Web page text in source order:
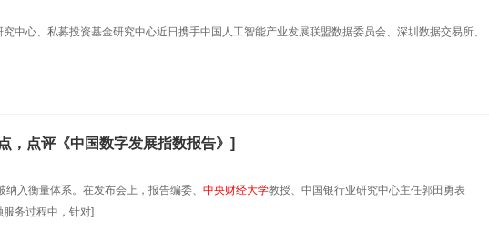
中心、私募投资基金研究中心近日携手中国人工智能产业发展联盟数据委员会、深圳数据交易所、
，点评《中国数字发展指数报告》]
入衡量体系。在发布会上，报告编委、 中央财经大学教授、中国银行业研究中心主任郭田勇表
务过程中，针对]